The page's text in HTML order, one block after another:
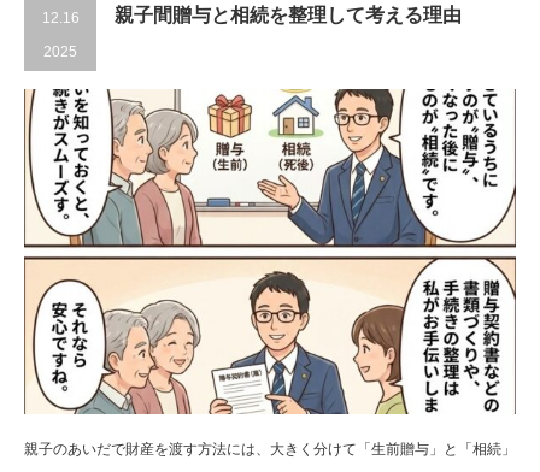
12.16
2025
親子間贈与と相続を整理して考える理由
親子のあいだで財産を渡す方法には、大きく分けて「生前贈与」と「相続」